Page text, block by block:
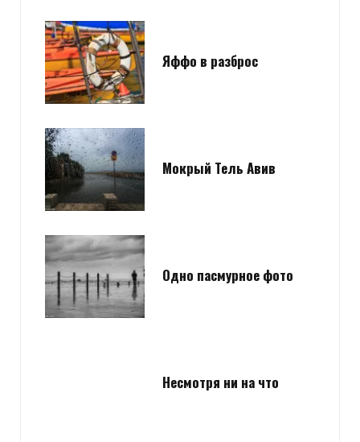
Яффо в разброс
Мокрый Тель Авив
Одно пасмурное фото
Несмотря ни на что